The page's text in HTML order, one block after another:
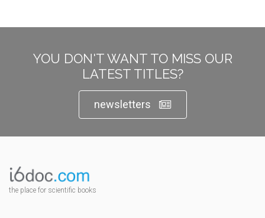
YOU DON'T WANT TO MISS OUR
LATEST TITLES?
newsletters
the place for scientific books